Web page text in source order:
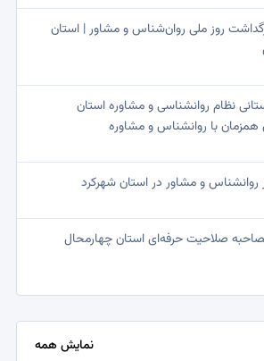
روز ملی روان‌شناس و مشاور | استان
نظام روانشناسی و مشاوره استان
همزمان با روانشناس و مشاوره
روانشناس و مشاور در استان شهرکرد
صلاحیت حرفه‌ای استان چهارمحال
نمایش همه